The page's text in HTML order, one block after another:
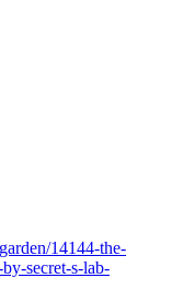
14144-the-
secret-s-lab-